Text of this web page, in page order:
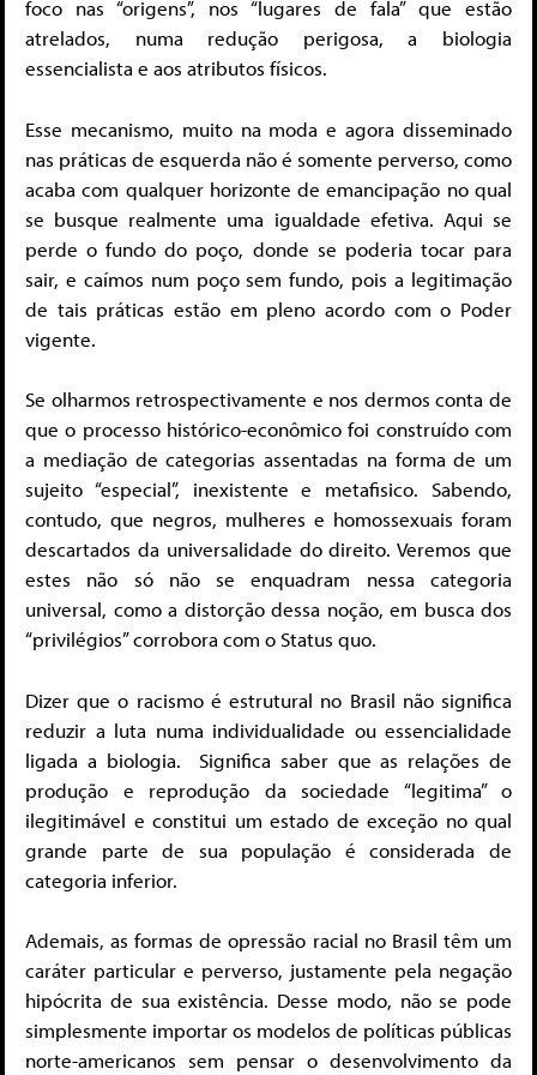
foco nas “origens”, nos “lugares de fala” que estão
atrelados, numa redução perigosa, a biologia
essencialista e aos atributos físicos.
Esse mecanismo, muito na moda e agora disseminado
nas práticas de esquerda não é somente perverso, como
acaba com qualquer horizonte de emancipação no qual
se busque realmente uma igualdade efetiva. Aqui se
perde o fundo do poço, donde se poderia tocar para
sair, e caímos num poço sem fundo, pois a legitimação
de tais práticas estão em pleno acordo com o Poder
vigente.
Se olharmos retrospectivamente e nos dermos conta de
que o processo histórico-econômico foi construído com
a mediação de categorias assentadas na forma de um
sujeito “especial”, inexistente e metafisico. Sabendo,
contudo, que negros, mulheres e homossexuais foram
descartados da universalidade do direito. Veremos que
estes não só não se enquadram nessa categoria
universal, como a distorção dessa noção, em busca dos
“privilégios” corrobora com o Status quo.
Dizer que o racismo é estrutural no Brasil não significa
reduzir a luta numa individualidade ou essencialidade
ligada a biologia. Significa saber que as relações de
produção e reprodução da sociedade “legitima” o
ilegitimável e constitui um estado de exceção no qual
grande parte de sua população é considerada de
categoria inferior.
Ademais, as formas de opressão racial no Brasil têm um
caráter particular e perverso, justamente pela negação
hipócrita de sua existência. Desse modo, não se pode
simplesmente importar os modelos de políticas públicas
norte-americanos sem pensar o desenvolvimento da